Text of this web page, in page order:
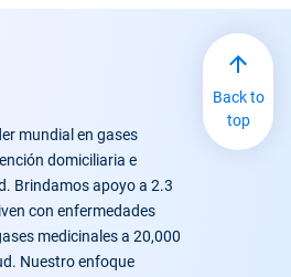
mundial en gases
domiciliaria e
Brindamos apoyo a 2.3
con enfermedades
medicinales a 20,000
Nuestro enfoque
Back to
top